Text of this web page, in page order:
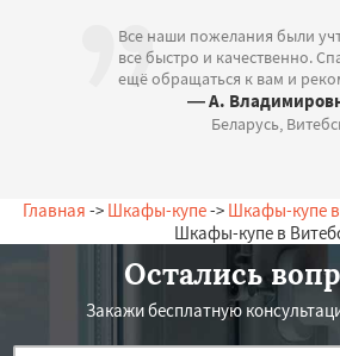
Все наши пожелания были
все быстро и качественно.
ещё обращаться к вам и
— А.
Беларусь,
Главная -> Шкафы-купе-> Шкафы-купе в
Шкафы-купе в
Остались
Закажи бесплатную